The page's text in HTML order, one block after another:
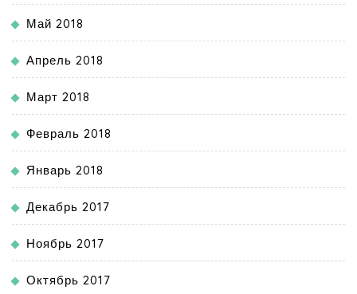
Май 2018
Апрель 2018
Март 2018
Февраль 2018
Январь 2018
Декабрь 2017
Ноябрь 2017
Октябрь 2017